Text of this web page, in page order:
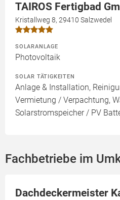
TAIROS Fertigbad
Kristallweg 8, 29410 Salzwedel
SOLARANLAGE
Photovoltaik
SOLAR TÄTIGKEITEN
Anlage & Installation,
Vermietung / Verpachtung,
Solarstromspeicher / PV
Fachbetriebe im
Dachdeckermeister